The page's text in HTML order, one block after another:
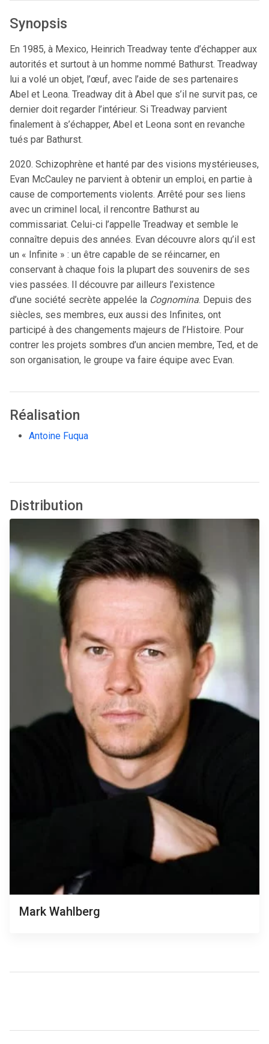
Synopsis
En 1985, à Mexico, Heinrich Treadway tente d’échapper aux
autorités et surtout à un homme nommé Bathurst. Treadway
lui a volé un objet, l’œuf, avec l’aide de ses partenaires
Abel et Leona. Treadway dit à Abel que s’il ne survit pas, ce
dernier doit regarder l’intérieur. Si Treadway parvient
finalement à s’échapper, Abel et Leona sont en revanche
tués par Bathurst.
2020. Schizophrène et hanté par des visions mystérieuses,
Evan McCauley ne parvient à obtenir un emploi, en partie à
cause de comportements violents. Arrêté pour ses liens
avec un criminel local, il rencontre Bathurst au
commissariat. Celui-ci l’appelle Treadway et semble le
connaître depuis des années. Evan découvre alors qu’il est
un « Infinite » : un être capable de se réincarner, en
conservant à chaque fois la plupart des souvenirs de ses
vies passées. Il découvre par ailleurs l’existence
d’une société secrète appelée la Cognomina. Depuis des
siècles, ses membres, eux aussi des Infinites, ont
participé à des changements majeurs de l’Histoire. Pour
contrer les projets sombres d’un ancien membre, Ted, et de
son organisation, le groupe va faire équipe avec Evan.
Réalisation
Antoine Fuqua
Distribution
Mark Wahlberg